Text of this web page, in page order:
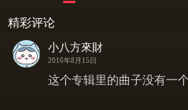
精彩评论
小八方來財
2016年8月15日
这个专辑里的曲子没有一